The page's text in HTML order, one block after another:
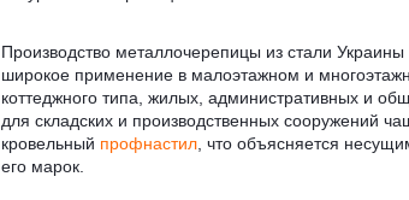
Производство металлочерепицы из стали
широкое применение в малоэтажном и
коттеджного типа, жилых, административных и
для складских и производственных сооружений
кровельный профнастил , что объясняется
его марок.